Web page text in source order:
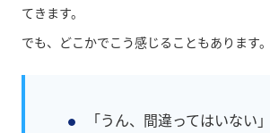
てきます。
でも、どこかでこう感じることもあります。
「うん、間違ってはいない」